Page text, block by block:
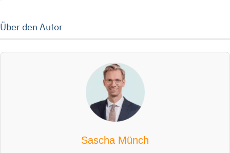
Über den Autor
Sascha Münch